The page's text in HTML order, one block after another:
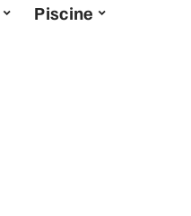
Piscine